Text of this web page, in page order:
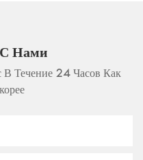
С Нами
В Течение 24 Часов Как